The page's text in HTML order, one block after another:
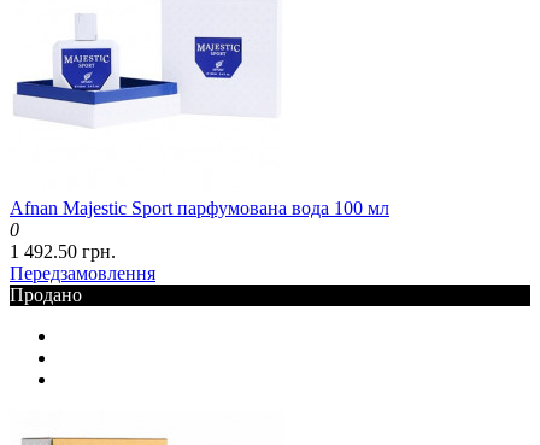
Afnan Majestic Sport парфумована вода 100 мл
0
1 492.50 грн.
Передзамовлення
Продано